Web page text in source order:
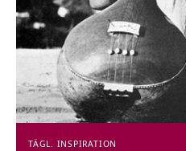
TÄGL. INSPIRATION